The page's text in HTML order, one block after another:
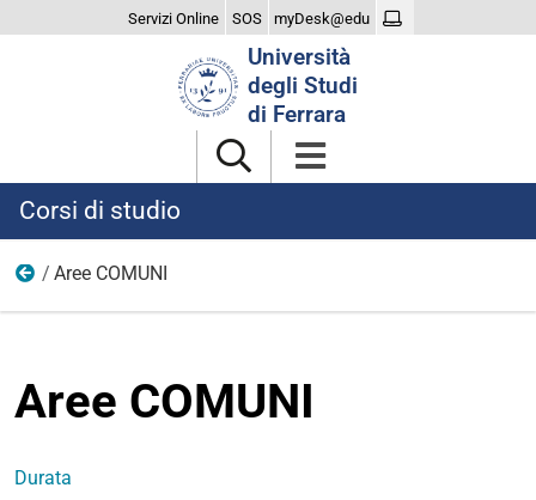
Servizi Online SOS myDesk@edu
Università
degli Studi
di Ferrara
Corsi di studio
Tirocinio e rapporto con le imprese
Aree COMUNI
Aree COMUNI
Durata